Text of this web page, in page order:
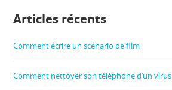
Articles récents
Comment écrire un scénario de film
Comment nettoyer son téléphone d’un virus